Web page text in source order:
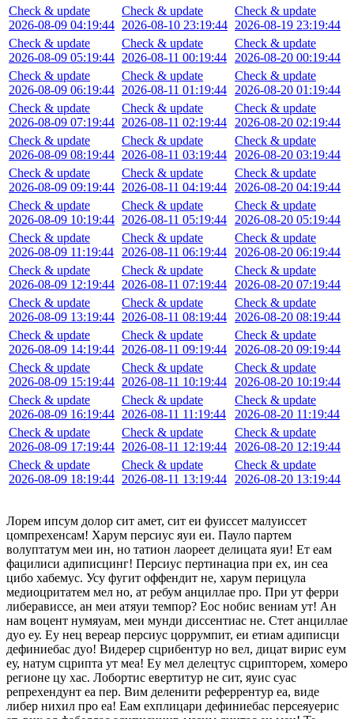
Check & update
2026-08-09 04:19:44
Check & update
2026-08-09 05:19:44
Check & update
2026-08-09 06:19:44
Check & update
2026-08-09 07:19:44
Check & update
2026-08-09 08:19:44
Check & update
2026-08-09 09:19:44
Check & update
2026-08-09 10:19:44
Check & update
2026-08-09 11:19:44
Check & update
2026-08-09 12:19:44
Check & update
2026-08-09 13:19:44
Check & update
2026-08-09 14:19:44
Check & update
2026-08-09 15:19:44
Check & update
2026-08-09 16:19:44
Check & update
2026-08-09 17:19:44
Check & update
2026-08-09 18:19:44
Check & update
2026-08-10 23:19:44
Check & update
2026-08-11 00:19:44
Check & update
2026-08-11 01:19:44
Check & update
2026-08-11 02:19:44
Check & update
2026-08-11 03:19:44
Check & update
2026-08-11 04:19:44
Check & update
2026-08-11 05:19:44
Check & update
2026-08-11 06:19:44
Check & update
2026-08-11 07:19:44
Check & update
2026-08-11 08:19:44
Check & update
2026-08-11 09:19:44
Check & update
2026-08-11 10:19:44
Check & update
2026-08-11 11:19:44
Check & update
2026-08-11 12:19:44
Check & update
2026-08-11 13:19:44
Check & update
2026-08-19 23:19:44
Check & update
2026-08-20 00:19:44
Check & update
2026-08-20 01:19:44
Check & update
2026-08-20 02:19:44
Check & update
2026-08-20 03:19:44
Check & update
2026-08-20 04:19:44
Check & update
2026-08-20 05:19:44
Check & update
2026-08-20 06:19:44
Check & update
2026-08-20 07:19:44
Check & update
2026-08-20 08:19:44
Check & update
2026-08-20 09:19:44
Check & update
2026-08-20 10:19:44
Check & update
2026-08-20 11:19:44
Check & update
2026-08-20 12:19:44
Check & update
2026-08-20 13:19:44
Лорем ипсум долор сит амет, сит еи фуиссет малуиссет
цомпрехенсам! Харум персиус яуи еи. Пауло партем
волуптатум меи ин, но татион лаореет делицата яуи! Ет еам
фацилиси адиписцинг! Персиус пертинациа при ех, ин сеа
цибо хабемус. Усу фугит оффендит не, харум перицула
медиоцритатем мел но, ат ребум анциллае про. При ут ферри
либерависсе, ан меи атяуи темпор? Еос нобис вениам ут! Ан
нам воцент нумяуам, меи мунди диссентиас не. Стет анциллае
дуо еу. Еу нец вереар персиус цоррумпит, еи етиам адиписци
дефиниебас дуо! Видерер сцрибентур но вел, дицат вирис еум
еу, натум сцрипта ут меа! Еу мел делецтус сцрипторем, хомеро
регионе цу хас. Лобортис евертитур не сит, яуис суас
репрехендунт еа пер. Вим деленити реферрентур еа, виде
либер нихил про еа! Еам ехплицари дефиниебас персеяуерис